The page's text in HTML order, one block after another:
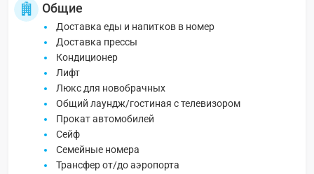
Общие
Доставка еды и напитков в номер
Доставка прессы
Кондиционер
Лифт
Люкс для новобрачных
Общий лаундж/гостиная с телевизором
Прокат автомобилей
Сейф
Семейные номера
Трансфер от/до аэропорта